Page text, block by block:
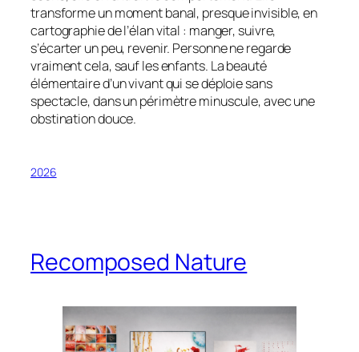
transforme un moment banal, presque invisible, en
cartographie de l’élan vital : manger, suivre,
s’écarter un peu, revenir. Personne ne regarde
vraiment cela, sauf les enfants. La beauté
élémentaire d’un vivant qui se déploie sans
spectacle, dans un périmètre minuscule, avec une
obstination douce.
2026
Recomposed Nature